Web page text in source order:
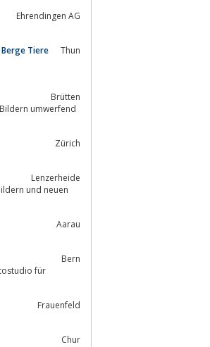
Ehrendingen AG
Tiere
Thun
Brütten
umwerfend
Zürich
Lenzerheide
Aarau
Bern
für
Frauenfeld
Chur